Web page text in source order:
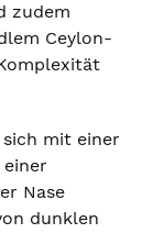
zudem
Ceylon-
mit einer
Nase
dunklen